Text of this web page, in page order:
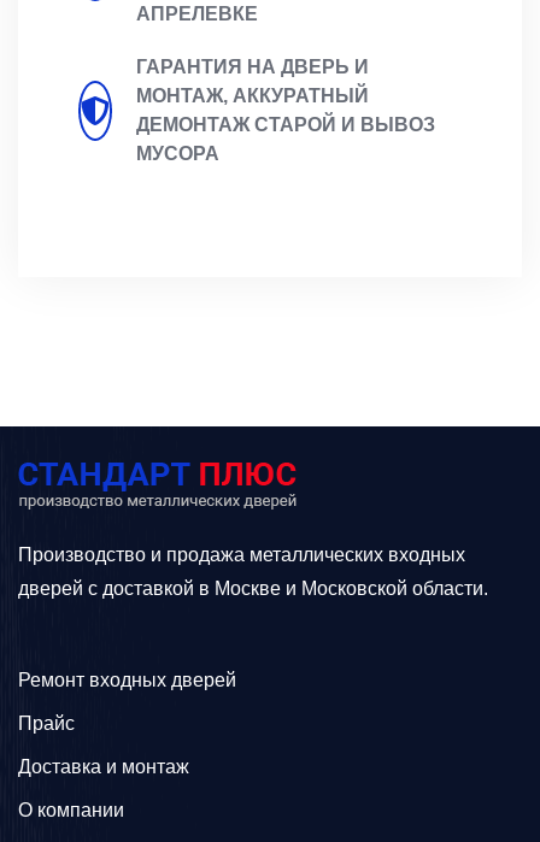
АПРЕЛЕВКЕ
ГАРАНТИЯ НА ДВЕРЬ И
МОНТАЖ, АККУРАТНЫЙ
ДЕМОНТАЖ СТАРОЙ И ВЫВОЗ
МУСОРА
Производство и продажа металлических входных
дверей с доставкой в Москве и Московской области.
Ремонт входных дверей
Прайс
Доставка и монтаж
О компании